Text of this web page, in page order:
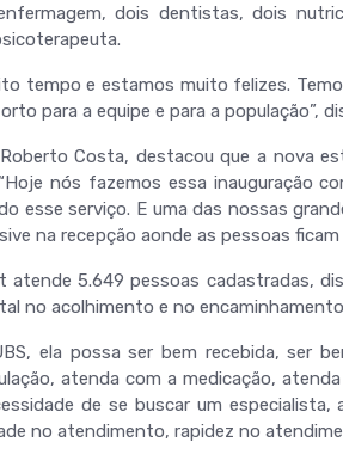
dois dentistas, dois
tempo e estamos muito felizes.
para a equipe e para a população”,
Costa, destacou que a nova
nós fazemos essa inauguração
esse serviço. E uma das nossas
na recepção aonde as pessoas
5.649 pessoas cadastradas,
no acolhimento e no
ela possa ser bem recebida, ser
atenda com a medicação,
de se buscar um
no atendimento, rapidez no